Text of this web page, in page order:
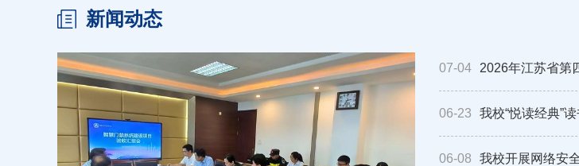
新闻动态
07-04
06-23
06-08